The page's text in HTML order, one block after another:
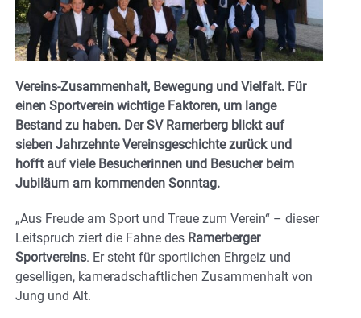
Vereins-Zusammenhalt, Bewegung und Vielfalt. Für
einen Sportverein wichtige Faktoren, um lange
Bestand zu haben. Der SV Ramerberg blickt auf
sieben Jahrzehnte Vereinsgeschichte zurück und
hofft auf viele Besucherinnen und Besucher beim
Jubiläum am kommenden Sonntag.
„Aus Freude am Sport und Treue zum Verein“ – dieser
Leitspruch ziert die Fahne des Ramerberger
Sportvereins. Er steht für sportlichen Ehrgeiz und
geselligen, kameradschaftlichen Zusammenhalt von
Jung und Alt.